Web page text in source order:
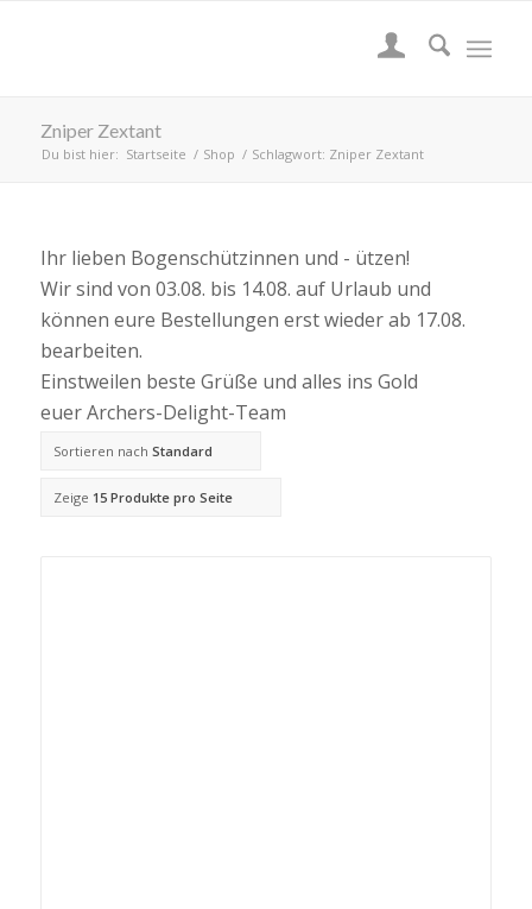
Zniper Zextant
Du bist hier: Startseite / Shop / Schlagwort: Zniper Zextant
Ihr lieben Bogenschützinnen und - ützen!
Wir sind von 03.08. bis 14.08. auf Urlaub und
können eure Bestellungen erst wieder ab 17.08.
bearbeiten.
Einstweilen beste Grüße und alles ins Gold
euer Archers-Delight-Team
Sortieren nach Standard
Zeige 15 Produkte pro Seite